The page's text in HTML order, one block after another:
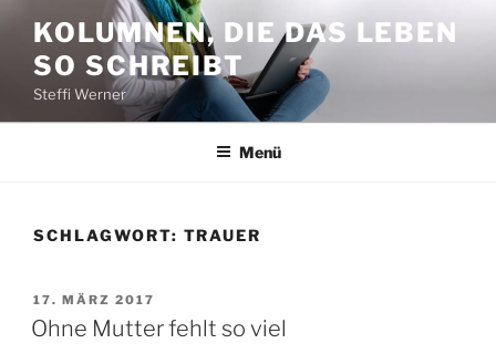
Inhalt
springen
KOLUMNEN, DIE DAS LEBEN
SO SCHREIBT
Steffi Werner
Menü
SCHLAGWORT: TRAUER
VERÖFFENTLICHT
AM
17. MÄRZ 2017
Ohne Mutter fehlt so viel